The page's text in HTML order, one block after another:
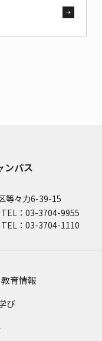
ンパス
等々力6-39-15
TEL：03-3704-9955
TEL：03-3704-1110
育情報
び